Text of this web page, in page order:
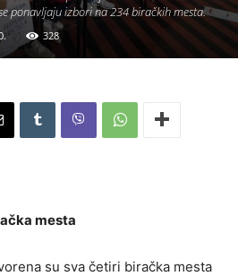
ponavljaju izbori na 234 biračkih mesta.
328
mesta
su sva četiri biračka mesta